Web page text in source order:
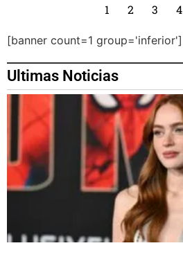
1 2 3 4
[banner count=1 group='inferior']
Ultimas Noticias